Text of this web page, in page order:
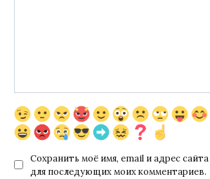
Сохранить моё имя, email и адрес
для последующих моих комментариев.